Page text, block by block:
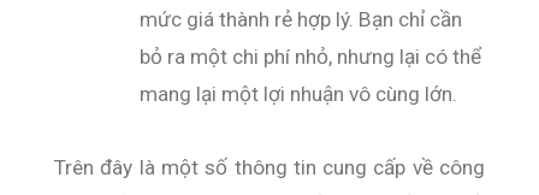
mức giá thành rẻ hợp lý. Bạn chỉ cần
bỏ ra một chi phí nhỏ, nhưng lại có thể
mang lại một lợi nhuận vô cùng lớn.
Trên đây là một số thông tin cung cấp về công